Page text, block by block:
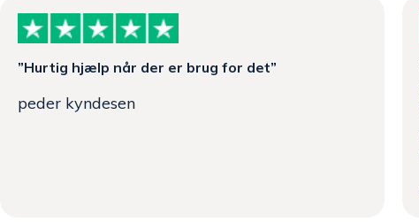
”Hurtig hjælp når der er brug for det”
peder kyndesen